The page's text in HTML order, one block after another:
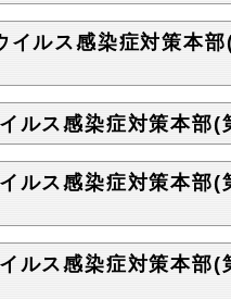
ルス感染症対策本
ルス感染症対策本部(
ルス感染症対策本部(
ルス感染症対策本部(